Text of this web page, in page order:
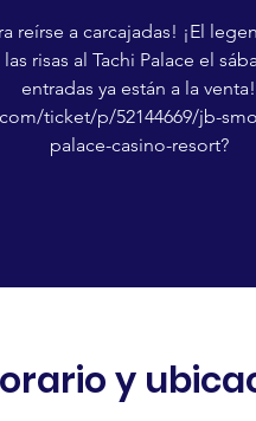
reírse a carcajadas! ¡El
risas al Tachi Palace el
entradas ya están a la venta!
ticket/p/52144669/jb-
palace-casino-resort?
y